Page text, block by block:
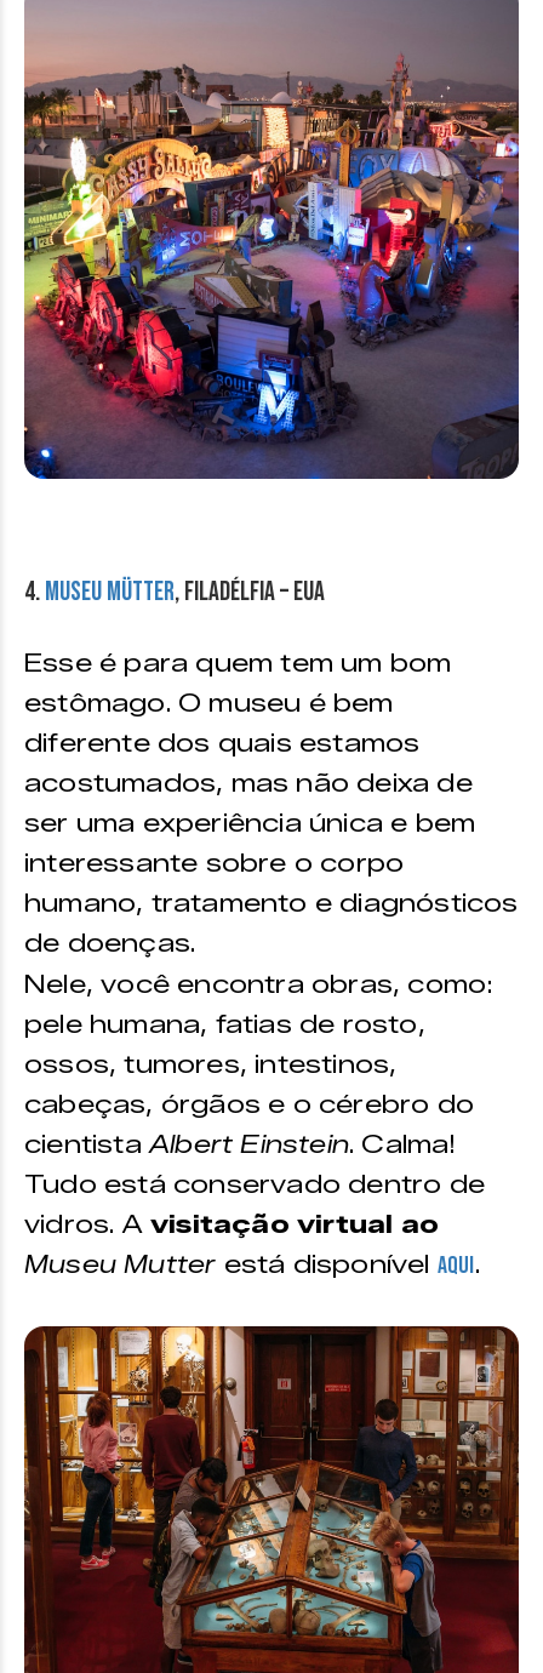
4.Museu Mütter, Filadélfia – EUA
Esse é para quem tem um bom
estômago. O museu é bem
diferente dos quais estamos
acostumados, mas não deixa de
ser uma experiência única e bem
interessante sobre o corpo
humano, tratamento e diagnósticos
de doenças.
Nele, você encontra obras, como:
pele humana, fatias de rosto,
ossos, tumores, intestinos,
cabeças, órgãos e o cérebro do
cientistaAlbert Einstein. Calma!
Tudo está conservado dentro de
vidros. A visitação virtual ao
Museu Mutter está disponível aqui.